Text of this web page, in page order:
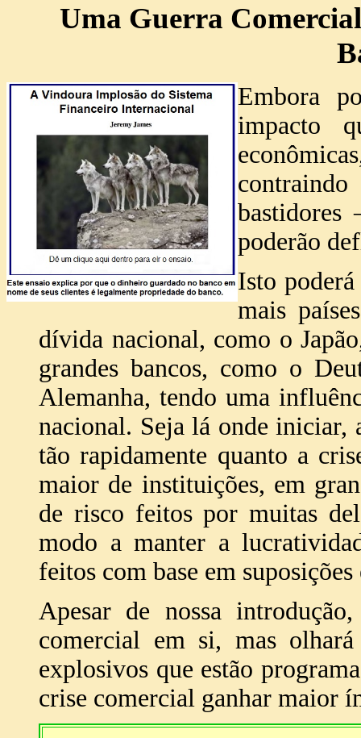
Uma Guerra
Embora
impacto
poderão
Isto
mais
dívida nacional, como o
grandes bancos, como o
Alemanha, tendo uma
nacional. Seja lá onde iniciar,
tão rapidamente quanto a
maior de instituições, em
de risco feitos por muitas
modo a manter a
feitos com base em
Apesar de nossa
comercial em si, mas
explosivos que estão
crise comercial ganhar maior